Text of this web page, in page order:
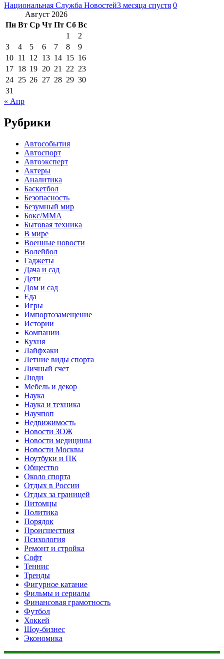
Национальная Служба Новостей3 месяца спустя 0
Август 2026
Пн Вт Ср Чт Пт Сб Вс
1
2
3
4 5 6 7 8
9
10 11 12 13 14 15 16
17 18 19 20 21 22 23
24 25 26 27 28 29 30
31
« Апр
Рубрики
Автособытия
Автоспорт
Автоэксперт
Актеры
Аналитика
Баскетбол
Безопасность
Безумный мир
Бокс/MMA
Бытовая техника
В мире
Военные новости
Волейбол
Гаджеты
Дача и сад
Дети
Дом и сад
Еда
Игры
Импортозамещение
Истории
Компании
Кухня
Лайфхаки
Летние виды спорта
Личный счет
Люди
Мебель и декор
Наука
Наука и техника
Научпоп
Недвижимость
Новости ЗОЖ
Новости медицины
Новости Москвы
Ноутбуки и ПК
Общество
Около спорта
Отдых в России
Отдых за границей
Питомцы
Политика
Порядок
Происшествия
Психология
Ремонт и стройка
Софт
Теннис
Тренды
Фигурное катание
Фильмы и сериалы
Финансовая грамотность
Футбол
Хоккей
Шоу-бизнес
Экономика